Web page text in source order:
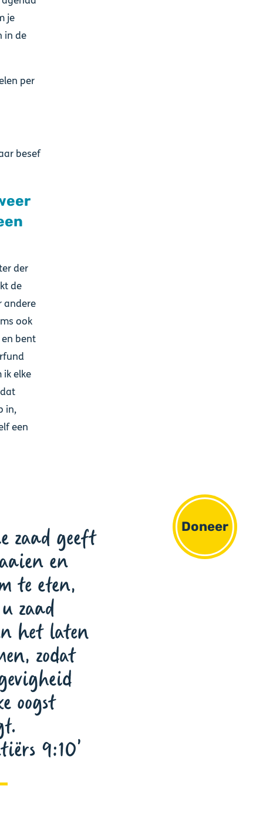
Doneer
je
in de
per
besef
der
de
andere
ook
bent
ik elke
in,
een
zaad geeft
en
te eten,
zaad
het laten
zodat
oogst
9:10